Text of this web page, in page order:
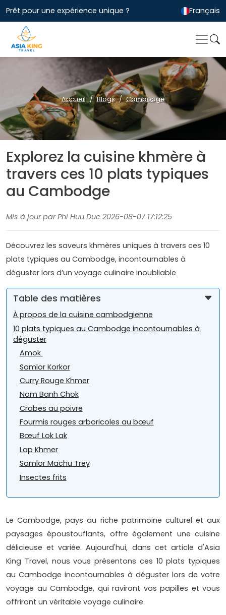
Prêt pour une expérience unique ? Français
Accueil Blogs Cambodge
Explorez la cuisine khmère à
travers ces 10 plats typiques
au Cambodge
Mis à jour par Phi Huu Duc 2026-08-07 17:12:25
Découvrez les saveurs khmères uniques à travers ces 10
plats typiques au Cambodge, incontournables à
déguster lors d’un voyage culinaire inoubliable
Table des matières
À propos de la cuisine cambodgienne
10 plats typiques au Cambodge incontournables à
déguster
Amok
Samlor Korkor
Curry Rouge Khmer
Nom Banh Chok
Crabes au poivre
Fourmis rouges arboricoles au bœuf
Bœuf Lok Lak
Lap Khmer
Samlor Machu Trey
Insectes frits
Le Cambodge, pays au riche patrimoine culturel et aux
paysages époustouflants, offre également une cuisine
délicieuse et variée. Aujourd'hui, dans cet article d'Asia
King Travel, nous vous présentons ces 10 plats typiques
au Cambodge incontournables à déguster lors de votre
voyage au Cambodge, qui raviront vos papilles et vous
offriront un véritable voyage culinaire.